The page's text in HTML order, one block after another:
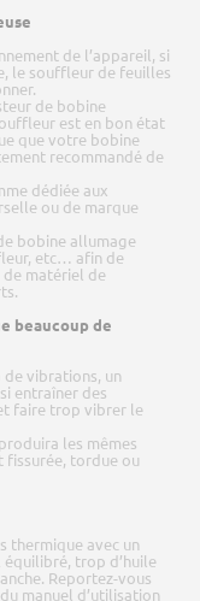
de l’appareil, si
le souffleur de feuilles
de bobine
est en bon état
que votre bobine
recommandé de
dédiée aux
ou de marque
bobine allumage
etc… afin de
matériel de
beaucoup de
de vibrations, un
entraîner des
faire trop vibrer le
les mêmes
fissurée, tordue ou
thermique avec un
trop d’huile
Reportez-vous
manuel d’utilisation